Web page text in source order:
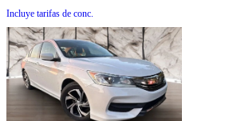
Incluye tarifas de conc.